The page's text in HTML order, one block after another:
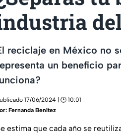
reciclaje en México no
un beneficio
17/06/2024 | 🕑 10:01
Fernanda Benítez
estima que cada año se